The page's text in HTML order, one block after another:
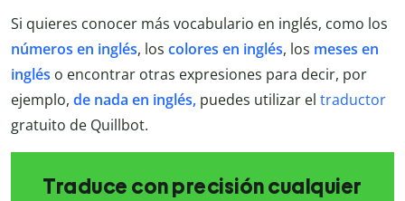
Si quieres conocer más vocabulario en inglés, como los
números en inglés, los colores en inglés, los meses en
inglés o encontrar otras expresiones para decir, por
ejemplo, de nada en inglés, puedes utilizar el traductor
gratuito de Quillbot.
Traduce con precisión cualquier